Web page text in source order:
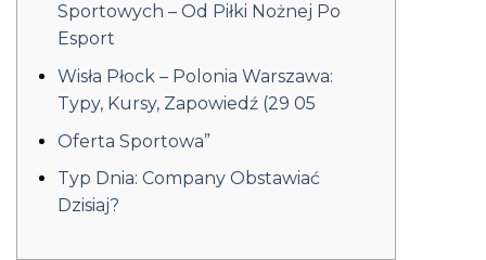
Sportowych – Od Piłki Nożnej Po
Esport
Wisła Płock – Polonia Warszawa:
Typy, Kursy, Zapowiedź (29 05
Oferta Sportowa”
Typ Dnia: Company Obstawiać
Dzisiaj?